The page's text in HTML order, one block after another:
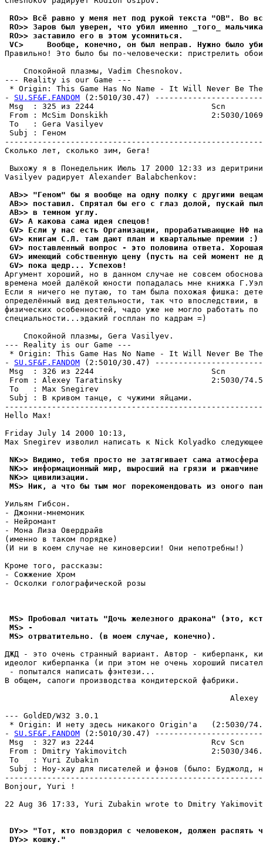
RO>> Всё равно y меня нет под pyкой текста "ОВ". Во
RO>> Заров был yвеpен, что yбил именно _того_
RO>> заставило его в этом yсомниться.
VC>     Вообще, конечно, он был непpав. Нужно было
Правильно! Это было бы по-человечески: пристрелить
    Спокойной плазмы, Vadim Chesnokov.
--- Reality is our Game ---
* Origin: This Game Has No Name - It Will Never Be
- SU.SF&F.FANDOM (2:5010/30.47)
Msg  : 325 из 2244
From : McSim Donskikh                      2:5030/
To   : Gera Vasilyev
Subj :
Сколько лет, сколько зим, Gera!
Выхожу я в Понедельник Июль 17 2000 12:33 из
Vasilyev радирует Alexander Balabchenkov:
AB>> "Геном" бы я вообще на одну полку с другими
AB>> поставил. Спрятал бы его с глаз долой, пускай
AB>> в темном углу.
GV> А какова сама идея спецов!
GV> Если у нас есть Организации, прорабатывающие НФ
GV> книгам С.Л. там дают план и квартальные премии :)
GV> поставленный вопрос - это половина ответа.
GV> имеющий собственную цену (пусть на сей момент не
GV> пока щедр... Успехов!
Аргумент хороший, но в данном случае не совсем
времена моей далёкой юности попадалась мне книжка
Если я ничего не путаю, то там была похожая фишка:
определённый вид деятельности, так что впоследствии, в
физических особенностей, чадо уже не могло работать по
специальности...эдакий госплан по кадрам =)
    Спокойной плазмы, Gera Vasilyev.
--- Reality is our Game ---
* Origin: This Game Has No Name - It Will Never Be
- SU.SF&F.FANDOM (2:5010/30.47)
Msg  : 326 из 2244
From : Alexey Taratinsky                   2:5030/
To   : Max Snegirev
Subj : В кривом танце, с
Hello Max!
Friday July 14 2000 10:13,
Max Snegirev изволил написать к Nick Kolyadko
NK>> Видимо, тебя просто не затягивает сама атмосфера
NK>> информационный мир, выросший на грязи и ржавчине
NK>> цивилизации.
MS> Ник, а что бы тым мог порекомендовать из оного
Уильям Гибсон.
- Джонни-мнемоник
- Нейромант
- Мона Лиза Овердрайв
(именно в таком порядке)
(И ни в коем случае не киноверсии! Они непотребны!)
Кроме того, рассказы:
- Сожжение Хром
- Осколки голографической розы
MS> Пробовал читать "Дочь железного дракона" (это,
MS> -
MS> отpватительно. (в моем случае, конечно).
ДЖД - это очень странный вариант. Автор - киберпанк,
идеолог киберпанка (и при этом не очень хороший
- попытался написать фэнтези...
В общем, сапоги производства кондитерской фабрики.
Alexey
--- GoldED/W32 3.0.1
* Origin: И нету здесь никакого Оrigin'а   (2:5030/
- SU.SF&F.FANDOM (2:5010/30.47)
Msg  : 327 из 2244
From : Dmitry Yakimovitch                  2:5030/
To   : Yuri Zubakin
Subj : Hоу-хау для писателей и фэнов (было:
Bonjour, Yuri !
22 Aug 36 17:33, Yuri Zubakin wrote to Dmitry
DY>> "Тот, кто повздорил с человеком, должен распять
DY>> кошку."